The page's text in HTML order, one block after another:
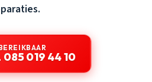
085 019 44 10